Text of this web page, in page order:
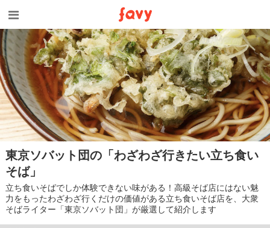
東京ソバット団の「わざわざ行きたい立ち食い
そば」
立ち食いそばでしか体験できない味がある！高級そば店にはない魅
力をもったわざわざ行くだけの価値がある立ち食いそば店を、大衆
そばライター「東京ソバット団」が厳選して紹介します